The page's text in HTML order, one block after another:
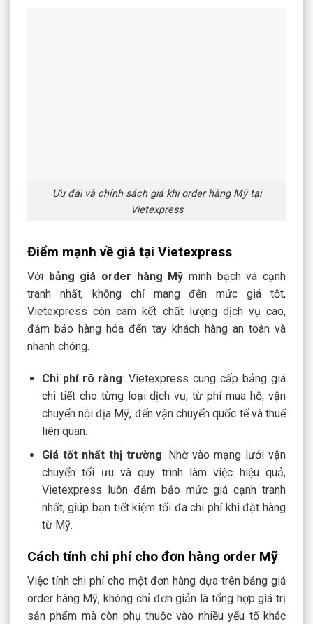
Ưu đãi và chính sách giá khi order hàng Mỹ tại
Vietexpress
Điểm mạnh về giá tại Vietexpress
Với bảng giá order hàng Mỹ minh bạch và cạnh
tranh nhất, không chỉ mang đến mức giá tốt,
Vietexpress còn cam kết chất lượng dịch vụ cao,
đảm bảo hàng hóa đến tay khách hàng an toàn và
nhanh chóng.
Chi phí rõ ràng: Vietexpress cung cấp bảng giá
chi tiết cho từng loại dịch vụ, từ phí mua hộ, vận
chuyển nội địa Mỹ, đến vận chuyển quốc tế và thuế
liên quan.
Giá tốt nhất thị trường: Nhờ vào mạng lưới vận
chuyển tối ưu và quy trình làm việc hiệu quả,
Vietexpress luôn đảm bảo mức giá cạnh tranh
nhất, giúp bạn tiết kiệm tối đa chi phí khi đặt hàng
từ Mỹ.
Cách tính chi phí cho đơn hàng order Mỹ
Việc tính chi phí cho một đơn hàng dựa trên bảng giá
order hàng Mỹ, không chỉ đơn giản là tổng hợp giá trị
sản phẩm mà còn phụ thuộc vào nhiều yếu tố khác